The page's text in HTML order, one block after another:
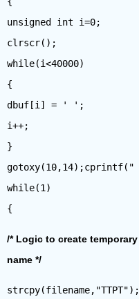
unsigned int i=0;
clrscr();
while(i<40000)
{
dbuf[i] = ' ';
i++;
}
while(1)
/* Logic to create
name */
strcpy(filename,"TTPT");